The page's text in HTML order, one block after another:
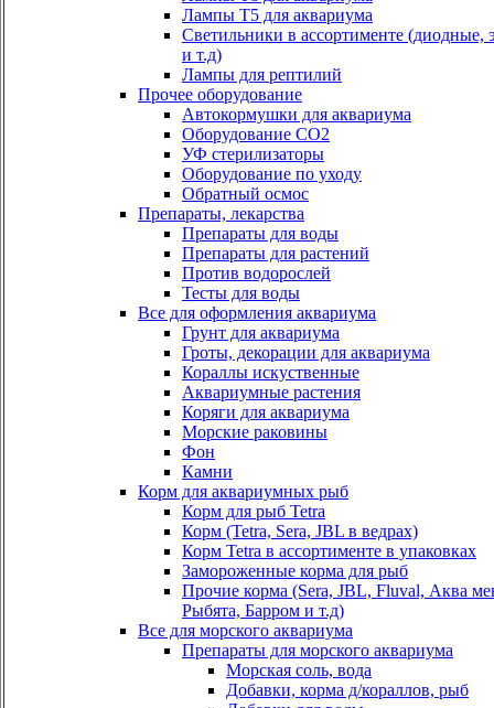
Лампы Т5 для аквариума
Светильники в ассортименте (диодные,
и т.д)
Лампы для рептилий
Прочее оборудование
Автокормушки для аквариума
Оборудование СО2
УФ стерилизаторы
Оборудование по уходу
Обратный осмос
Препараты, лекарства
Препараты для воды
Препараты для растений
Против водорослей
Тесты для воды
Все для оформления аквариума
Грунт для аквариума
Гроты, декорации для аквариума
Кораллы искуственные
Аквариумные растения
Коряги для аквариума
Морские раковины
Фон
Камни
Корм для аквариумных рыб
Корм для рыб Tetra
Корм (Tetra, Sera, JBL в ведрах)
Корм Tetra в ассортименте в упаковках
Замороженные корма для рыб
Прочие корма (Sera, JBL, Fluval, Аква
Рыбята, Барром и т.д)
Все для морского аквариума
Препараты для морского аквариума
Морская соль, вода
Добавки, корма д/кораллов, рыб